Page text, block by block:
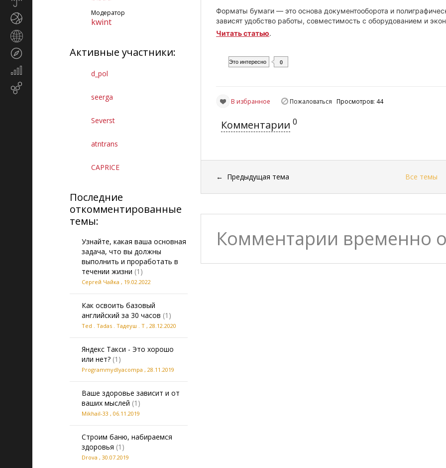
Модератор
kwint
Активные участники:
d_pol
seerga
Severst
atntrans
CAPRICE
Последние
откомментированные
темы:
Узнайте, какая ваша основная
задача, что вы должны
выполнить и проработать в
течении жизни (1)
Сергей Чайка , 19.02.2022
Как освоить базовый
английский за 30 часов (1)
Ted . Tadas . Тадеуш . Т , 28.12.2020
Яндекс Такси - Это хорошо
или нет? (1)
Programmydlyacompa , 28.11.2019
Ваше здоровье зависит и от
ваших мыслей (1)
Mikhail-33 , 06.11.2019
Строим баню, набираемся
здоровья (1)
Drova , 30.07.2019
Форматы бумаги — это основа документооборота и
зависят удобство работы, совместимость с оборудованием и
Читать статью.
Это интересно 0
В избранное Пожаловаться Просмотров: 44
Комментарии 0
← Предыдущая тема Все темы
Комментарии временно